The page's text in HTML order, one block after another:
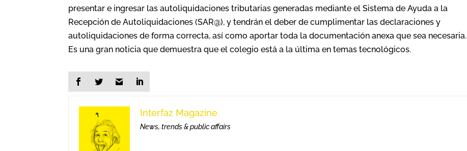
presentar e ingresar las autoliquidaciones tributarias generadas mediante el Sistema de Ayuda a la
Recepción de Autoliquidaciones (SAR@), y tendrán el deber de cumplimentar las declaraciones y
autoliquidaciones de forma correcta, así como aportar toda la documentación anexa que sea necesaria.
Es una gran noticia que demuestra que el colegio está a la última en temas tecnológicos.
Interfaz Magazine
News, trends & public affairs